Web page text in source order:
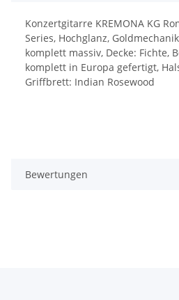
Konzertgitarre KREMONA KG
Series, Hochglanz,
komplett massiv, Decke: Fichte,
komplett in Europa gefertigt,
Griffbrett: Indian Rosewood
Bewertungen